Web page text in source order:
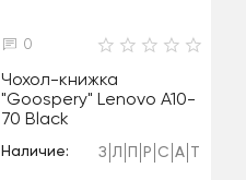
0
Чохол-книжка
"Goospery" Lenovo A10-
70 Black
Наличие: З Л Р С А